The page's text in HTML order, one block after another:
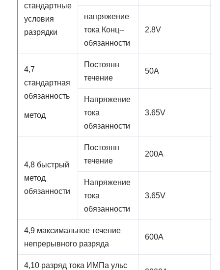
стандартные
условия
разрядки
напряжение
тока Конц--
обязанности
2.8V
4,7
стандартная
обязанность
метод
Постоянн
течение
50A
Напряжение
тока
обязанности
3.65V
4,8 быстрый
метод
обязанности
Постоянн
течение
200A
Напряжение
тока
обязанности
3.65V
4,9 максимальное течение
непрерывного разряда
600A
4,10 разряд тока ИМПа ульс